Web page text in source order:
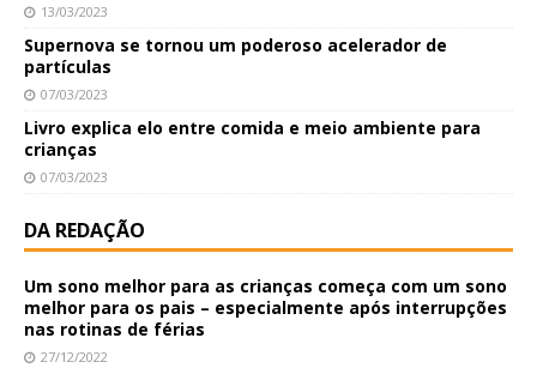
13/03/2023
Supernova se tornou um poderoso acelerador de
partículas
07/03/2023
Livro explica elo entre comida e meio ambiente para
crianças
07/03/2023
DA REDAÇÃO
Um sono melhor para as crianças começa com um sono
melhor para os pais – especialmente após interrupções
nas rotinas de férias
27/12/2022